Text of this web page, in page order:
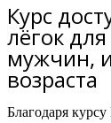
Курс
лёгок
мужчин,
возраста
Благодаря